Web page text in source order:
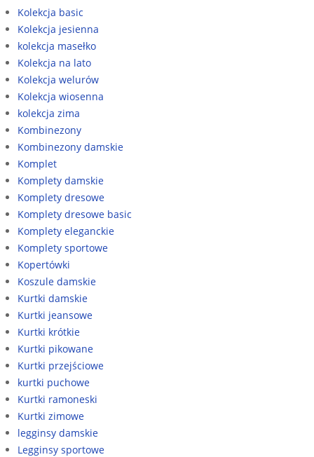
Kolekcja basic
Kolekcja jesienna
kolekcja masełko
Kolekcja na lato
Kolekcja welurów
Kolekcja wiosenna
kolekcja zima
Kombinezony
Kombinezony damskie
Komplet
Komplety damskie
Komplety dresowe
Komplety dresowe basic
Komplety eleganckie
Komplety sportowe
Kopertówki
Koszule damskie
Kurtki damskie
Kurtki jeansowe
Kurtki krótkie
Kurtki pikowane
Kurtki przejściowe
kurtki puchowe
Kurtki ramoneski
Kurtki zimowe
legginsy damskie
Legginsy sportowe